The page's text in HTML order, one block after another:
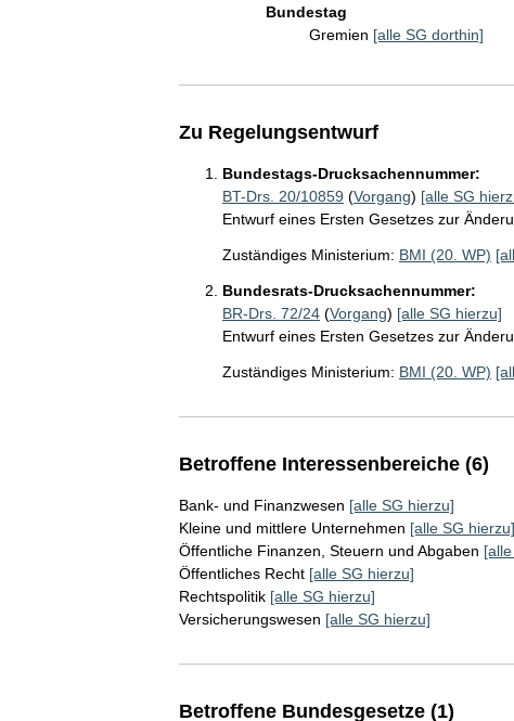
Bundestag
Gremien [alle SG dorthin]
Zu Regelungsentwurf
Bundestags-Drucksachennummer:
BT-Drs. 20/10859 (Vorgang) [alle SG
Entwurf eines Ersten Gesetzes zur
Zuständiges Ministerium: BMI (20. WP)
Bundesrats-Drucksachennummer:
BR-Drs. 72/24(Vorgang) [alle SG hierzu]
Entwurf eines Ersten Gesetzes zur
Zuständiges Ministerium: BMI (20. WP)
Betroffene Interessenbereiche (6)
Bank- und Finanzwesen [alle SG hierzu]
Kleine und mittlere Unternehmen [alle SG hierzu]
Öffentliche Finanzen, Steuern und Abgaben
Öffentliches Recht [alle SG hierzu]
Rechtspolitik [alle SG hierzu]
Versicherungswesen [alle SG hierzu]
Betroffene Bundesgesetze (1)